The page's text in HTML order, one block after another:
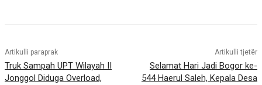
Artikulli paraprak
Truk Sampah UPT Wilayah II
Jonggol Diduga Overload,
Artikulli tjetër
Selamat Hari Jadi Bogor ke-
544 Haerul Saleh, Kepala Desa